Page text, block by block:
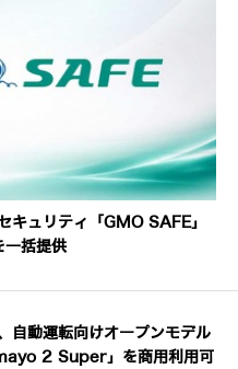
キュリティ「GMO SAFE」
一括提供
自動運転向けオープンモデル
2 Super」を商用利用可